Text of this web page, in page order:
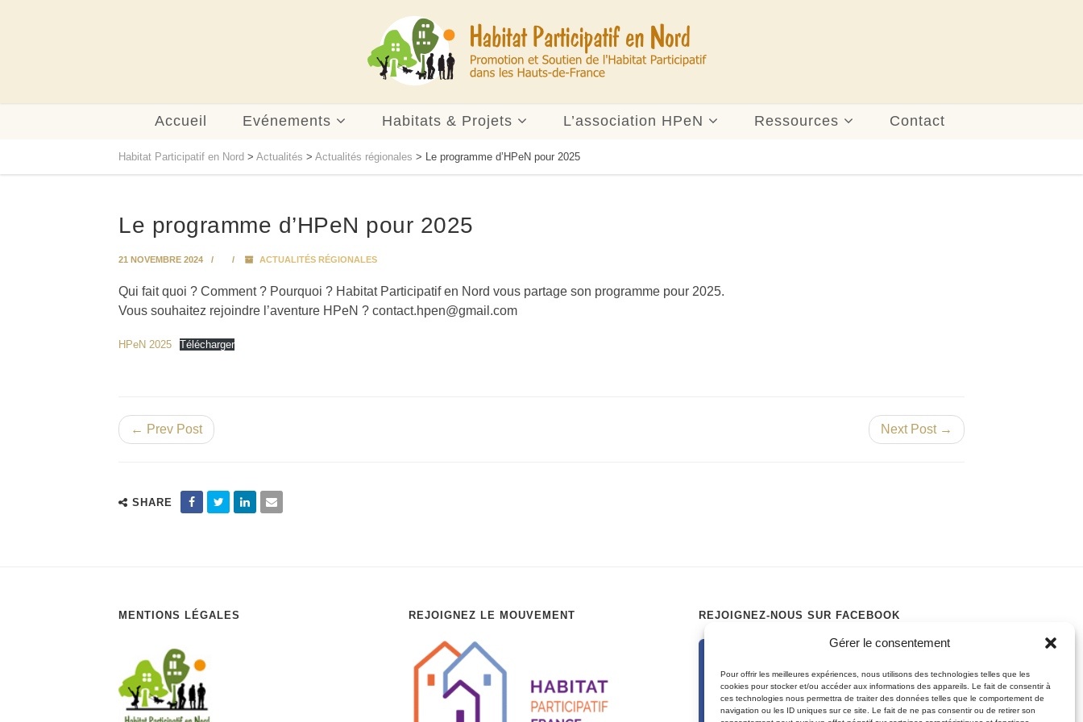
Gérer le consentement
Pour offrir les meilleures expériences, nous utilisons des technologies telles que les
cookies pour stocker et/ou accéder aux informations des appareils. Le fait de consentir à
ces technologies nous permettra de traiter des données telles que le comportement de
navigation ou les ID uniques sur ce site. Le fait de ne pas consentir ou de retirer son
Accueil Evénements Habitats & Projets L’association HPeN Ressources Contact
Habitat Participatif en Nord > Actualités > Actualités régionales > Le programme d’HPeN pour 2025
Le programme d’HPeN pour 2025
21 NOVEMBRE 2024 ACTUALITÉS RÉGIONALES
Qui fait quoi ? Comment ? Pourquoi ? Habitat Participatif en Nord vous partage son programme pour 2025.
Vous souhaitez rejoindre l’aventure HPeN ? contact.hpen@gmail.com
HPeN 2025 Télécharger
← Prev Post Next Post →
SHARE
MENTIONS LÉGALES REJOIGNEZ LE MOUVEMENT REJOIGNEZ-NOUS SUR FACEBOOK